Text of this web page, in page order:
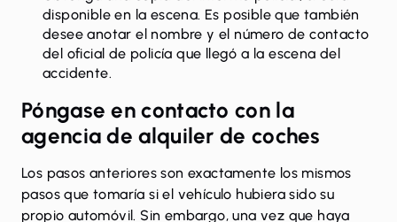
disponible en la escena. Es posible que también
desee anotar el nombre y el número de contacto
del oficial de policía que llegó a la escena del
accidente.
Póngase en contacto con la
agencia de alquiler de coches
Los pasos anteriores son exactamente los mismos
pasos que tomaría si el vehículo hubiera sido su
propio automóvil. Sin embargo, una vez que haya